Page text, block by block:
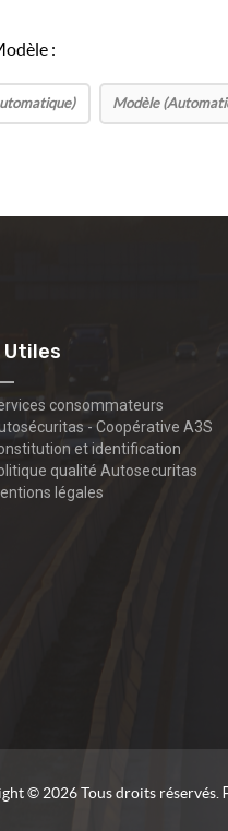
:
Utiles
consommateurs
- Coopérative A3S
et identification
qualité Autosecuritas
légales
© 2026 Tous droits réservés.